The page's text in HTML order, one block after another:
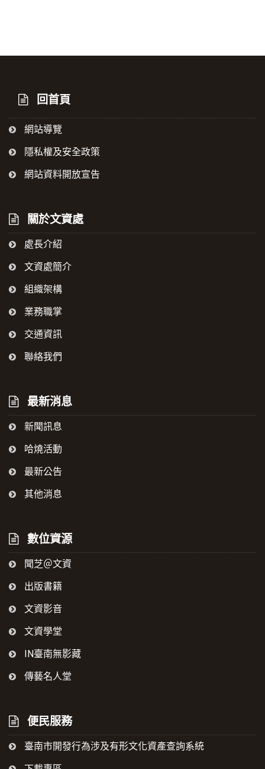
回首頁
網站導覽
隱私權及安全政策
網站資料開放宣告
關於文資處
處長介紹
文資處簡介
組織架構
業務職掌
交通資訊
聯絡我們
最新消息
新聞訊息
哈燒活動
最新公告
其他消息
數位資源
聞芝＠文資
出版書籍
文資影音
文資學堂
IN臺南無影藏
傳藝名人堂
便民服務
臺南市開發行為涉及有形文化資產查詢系統